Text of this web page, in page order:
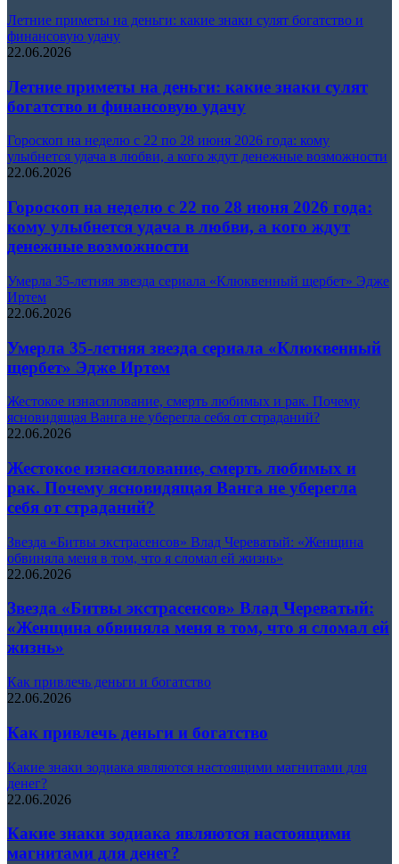
Летние приметы на деньги: какие знаки сулят богатство и
финансовую удачу
22.06.2026
Летние приметы на деньги: какие знаки сулят
богатство и финансовую удачу
Гороскоп на неделю с 22 по 28 июня 2026 года: кому
улыбнется удача в любви, а кого ждут денежные возможности
22.06.2026
Гороскоп на неделю с 22 по 28 июня 2026 года:
кому улыбнется удача в любви, а кого ждут
денежные возможности
Умерла 35-летняя звезда сериала «Клюквенный щербет» Эдже
Иртем
22.06.2026
Умерла 35-летняя звезда сериала «Клюквенный
щербет» Эдже Иртем
Жестокое изнасилование, смерть любимых и рак. Почему
ясновидящая Ванга не уберегла себя от страданий?
22.06.2026
Жестокое изнасилование, смерть любимых и
рак. Почему ясновидящая Ванга не уберегла
себя от страданий?
Звезда «Битвы экстрасенсов» Влад Череватый: «Женщина
обвиняла меня в том, что я сломал ей жизнь»
22.06.2026
Звезда «Битвы экстрасенсов» Влад Череватый:
«Женщина обвиняла меня в том, что я сломал ей
жизнь»
Как привлечь деньги и богатство
22.06.2026
Как привлечь деньги и богатство
Какие знаки зодиака являются настоящими магнитами для
денег?
22.06.2026
Какие знаки зодиака являются настоящими
магнитами для денег?